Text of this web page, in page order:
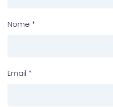
Nome *
Email *